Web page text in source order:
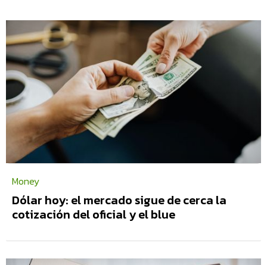
Money
Dólar hoy: el mercado sigue de cerca la
cotización del oficial y el blue